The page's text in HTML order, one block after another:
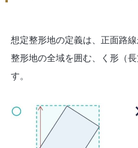
想定整形地の定義は、正面路
整形地の全域を囲む、く形（
す。